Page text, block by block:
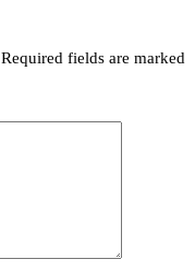
Required fields are marked